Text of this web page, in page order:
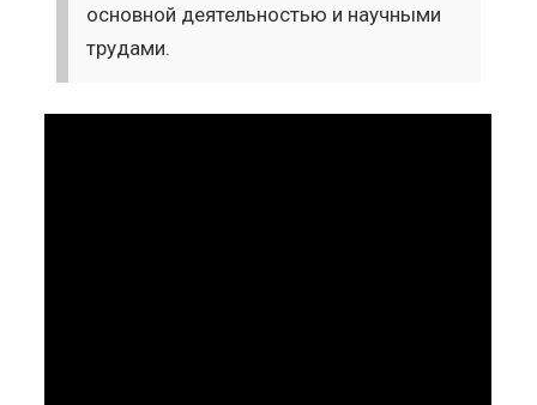
основной деятельностью и научными
трудами.